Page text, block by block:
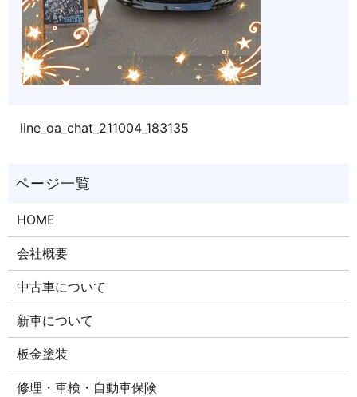
line_oa_chat_211004_183135
HOME
会社概要
中古車について
新車について
板金塗装
修理・車検・自動車保険